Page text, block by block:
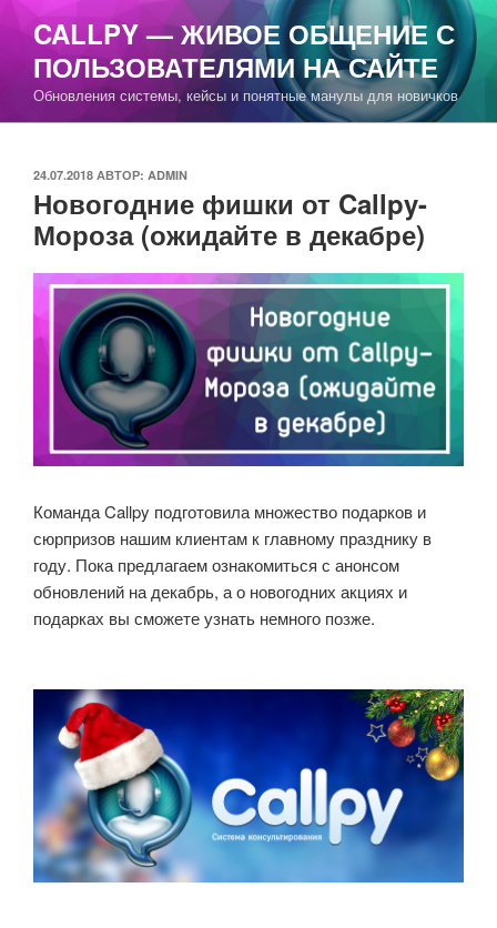
Перейти
содержимому
CALLPY — ЖИВОЕ ОБЩЕНИЕ С
ПОЛЬЗОВАТЕЛЯМИ НА САЙТЕ
Обновления системы, кейсы и понятные манулы для новичков
ОПУБЛИКОВАНО
24.07.2018 АВТОР: ADMIN
Новогодние фишки от Callpy-
Мороза (ожидайте в декабре)
Команда Callpy подготовила множество подарков и
сюрпризов нашим клиентам к главному празднику в
году. Пока предлагаем ознакомиться с анонсом
обновлений на декабрь, а о новогодних акциях и
подарках вы сможете узнать немного позже.